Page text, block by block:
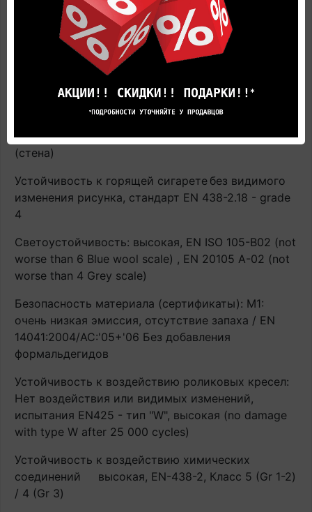
случае производитель не гарантирует
сохранность напольного покрытия в процессе
эксплуатации. Гарантия аннулируется.
Термическое сопротивление: испытание EN ISO
12667: 0.01 m²K/W
Пожаробезопасность: трудно воспламеняемый,
EN 13501-1: Bfl-s1 (пол) / EN 13501-1:2010 - D-s3,d0
(стена)
Устойчивость к горящей сигарете без видимого
изменения рисунка, стандарт EN 438-2.18 - grade
4
Светоустойчивость: высокая, EN ISO 105-B02 (not
worse than 6 Blue wool scale) , EN 20105 A-02 (not
worse than 4 Grey scale)
Безопасность материала (сертификаты): М1:
очень низкая эмиссия, отсутствие запаха / EN
14041:2004/AC:'05+'06 Без добавления
формальдегидов
Устойчивость к воздействию роликовых кресел:
Нет воздействия или видимых изменений,
испытания EN425 - тип "W", высокая (no damage
with type W after 25 000 cycles)
Устойчивость к воздействию химических
соединений
высокая, EN-438-2, Класс 5 (Gr 1-2)
/ 4 (Gr 3)